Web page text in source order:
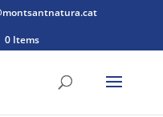
0 Items